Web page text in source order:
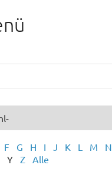
F G H I J K L M N
Y Z Alle